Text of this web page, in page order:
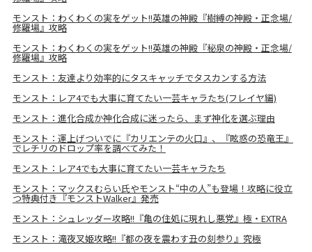
モンスト：わくわくの実をゲット!!英雄の神殿『樹縛の神殿・正念場/
修羅場』攻略
モンスト：わくわくの実をゲット!!英雄の神殿『秘泉の神殿・正念場/
修羅場』攻略
モンスト：友達より効率的にタスキャッチでタスカンする方法
モンスト：レア4でも大事に育てたい一芸キャラたち(フレイヤ編)
モンスト：進化合成か神化合成に迷ったら、まず神化を選ぶ理由
モンスト：運上げついでに『カリエンテの火口』、『眩惑の恐竜王』
でレチリのドロップ率を調べてみた！
モンスト：レア4でも大事に育てたい一芸キャラたち
モンスト：マックスむらい氏やモンスト“中の人”も登場！攻略に役立
つ特典付き『モンストWalker』発売
モンスト：シュレッダー攻略!!『亀の住処に現れし悪党』極・EXTRA
モンスト：滝夜叉姫攻略!!『都の夜を震わす丑の刻参り』究極